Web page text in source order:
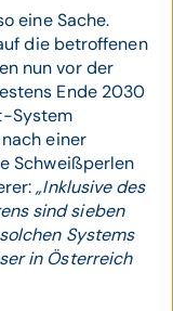
eine Sache.
die betroffenen
nun vor der
Ende 2030
System
einer
Schweißperlen
„Inklusive des
sind sieben
Systems
in Österreich